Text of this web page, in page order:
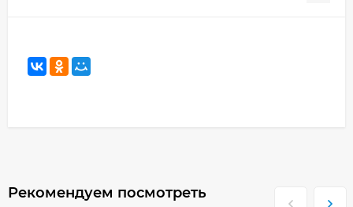
Рекомендуем посмотреть